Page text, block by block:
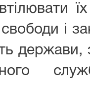
і
держави,